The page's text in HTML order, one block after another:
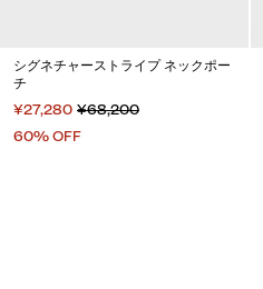
シグネチャーストライプ ネックポー
チ
¥27,280 ¥68,200
60% OFF